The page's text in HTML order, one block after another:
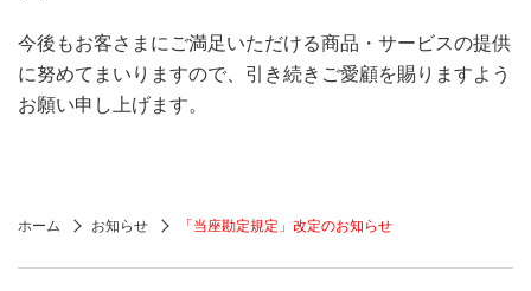
今後もお客さまにご満足いただける商品・サービスの提供
に努めてまいりますので、引き続きご愛顧を賜りますよう
お願い申し上げます。
ホーム お知らせ 「当座勘定規定」改定のお知らせ